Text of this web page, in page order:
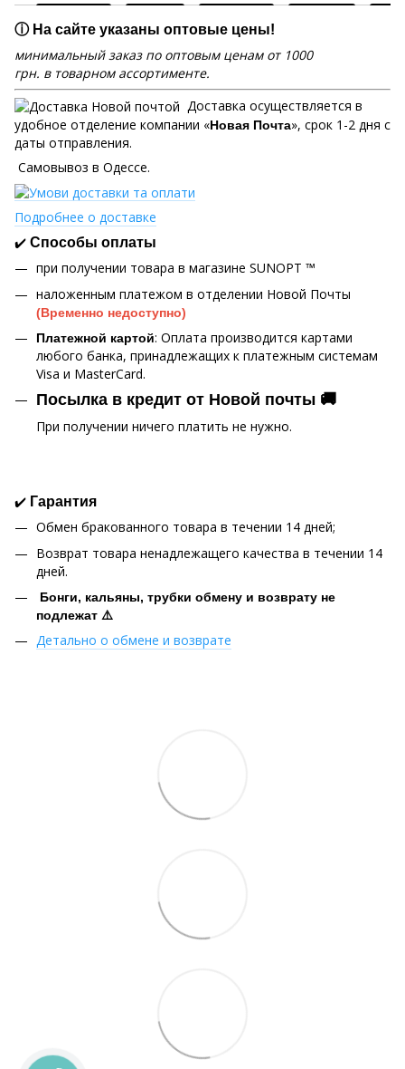
ⓘ На сайте указаны оптовые цены!
минимальный заказ по оптовым ценам от 1000
грн. в товарном ассортименте.
Доставка осуществляется в
удобное отделение компании «Новая Почта», срок 1-2 дня с
даты отправления.
Самовывоз в Одессе.
Подробнее о доставке
✔️ Способы оплаты
при получении товара в магазине SUNOPT ™
наложенным платежом в отделении Новой Почты
(Временно недоступно)
Платежной картой: Оплата производится картами
любого банка, принадлежащих к платежным системам
Visa и MasterCard.
Посылка в кредит от Новой почты 🚚
При получении ничего платить не нужно.
✔️ Гарантия
Обмен бракованного товара в течении 14 дней;
Возврат товара ненадлежащего качества в течении 14
дней.
Бонги, кальяны, трубки обмену и возврату не
подлежат ⚠️
Детально о обмене и возврате